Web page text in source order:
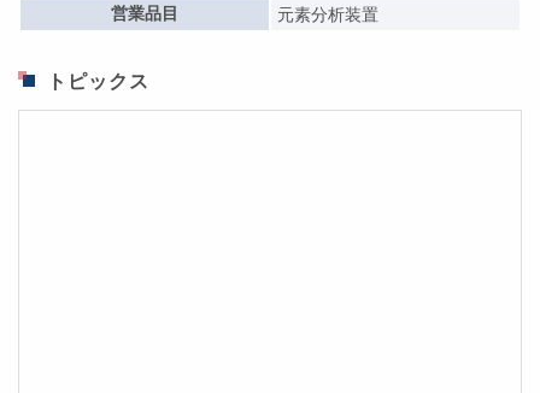
営業品目
元素分析装置
トピックス